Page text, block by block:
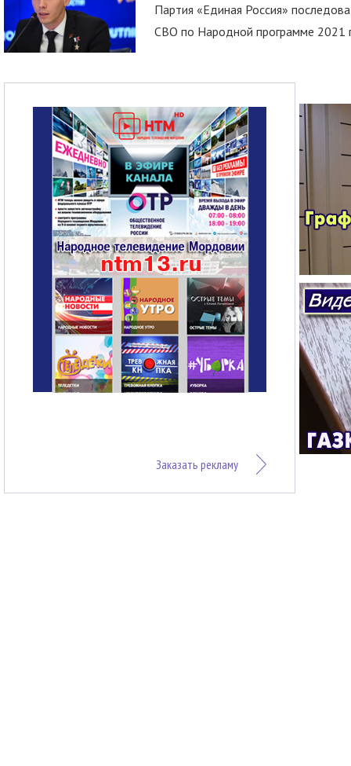
Партия «Единая Россия»
СВО по Народной программе 2021
Заказать рекламу